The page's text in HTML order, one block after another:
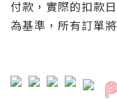
付款，實際的扣款
為基準，所有訂單